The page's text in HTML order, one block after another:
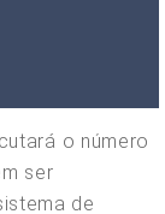
o número
ser
de